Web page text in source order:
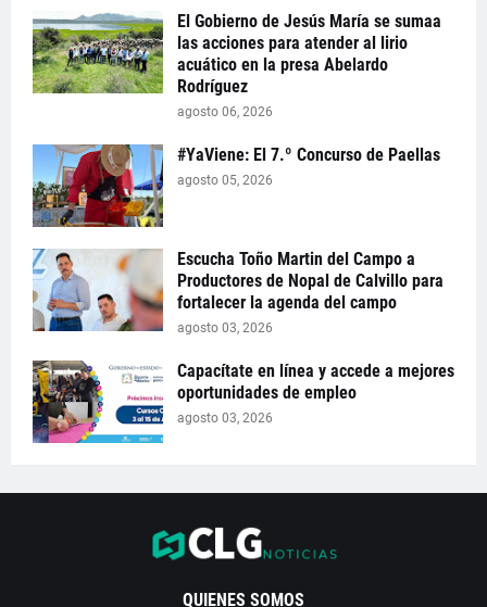
El Gobierno de Jesús María se sumaa
las acciones para atender al lirio
acuático en la presa Abelardo
Rodríguez
agosto 06, 2026
#YaViene: El 7.º Concurso de Paellas
agosto 05, 2026
Escucha Toño Martin del Campo a
Productores de Nopal de Calvillo para
fortalecer la agenda del campo
agosto 03, 2026
Capacítate en línea y accede a mejores
oportunidades de empleo
agosto 03, 2026
QUIENES SOMOS